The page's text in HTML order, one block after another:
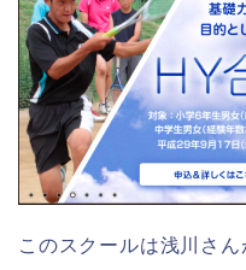
このスクールは浅川さ